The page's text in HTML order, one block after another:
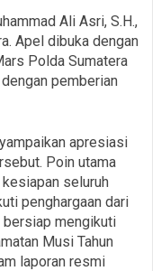
Ali Asri, S.H.,
Apel dibuka dengan
Polda Sumatera
pemberian
apresiasi
Poin utama
seluruh
penghargaan dari
bersiap mengikuti
Musi Tahun
laporan resmi